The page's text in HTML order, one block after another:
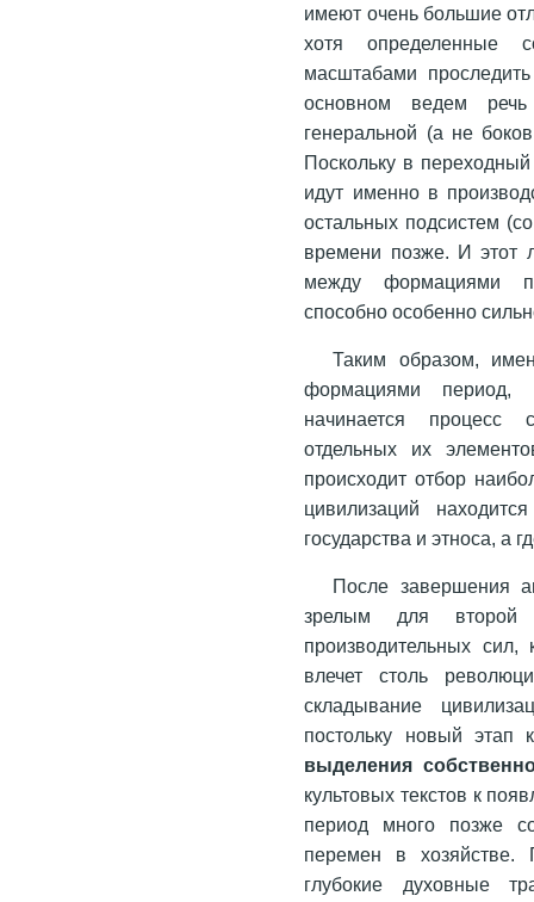
имеют очень большие
хотя определенные
масштабами
основном ведем
генеральной (а не
Поскольку в
идут именно в
остальных подсистем
времени позже. И этот
между формациями
способно особенно
Таким образом,
формациями период,
начинается процесс
отдельных их
происходит отбор
цивилизаций
государства и этноса, а
После завершения
зрелым для второй
производительных
влечет столь
складывание
постольку новый
выделения
культовых текстов к
период много позже
перемен в хозяйстве.
глубокие духовные